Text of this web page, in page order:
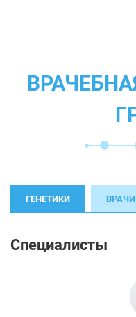
ГЕНЕТИКИ ВРАЧИ
Специалисты